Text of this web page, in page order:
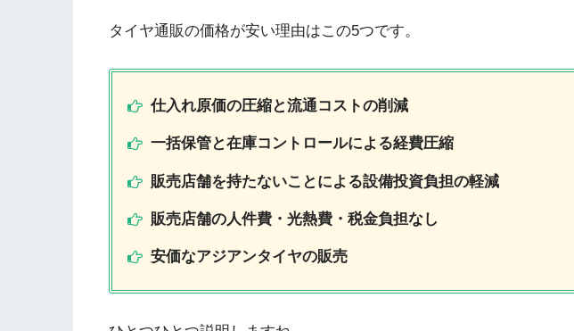
タイヤ通販の価格が安い理由はこの5つです。
仕入れ原価の圧縮と流通コストの削減
一括保管と在庫コントロールによる経費圧縮
販売店舗を持たないことによる設備投資負担の軽減
販売店舗の人件費・光熱費・税金負担なし
安価なアジアンタイヤの販売